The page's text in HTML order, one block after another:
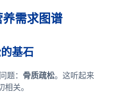
需求图谱
基石
题： 骨质疏松。这听起来
关。